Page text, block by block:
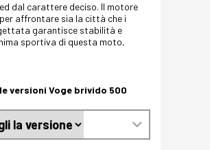
dal carattere deciso. Il motore
affrontare sia la città che i
garantisce stabilità e
sportiva di questa moto,
versioni Voge brivido 500